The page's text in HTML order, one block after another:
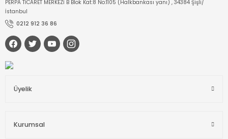
PERPA TİCARET MERKEZİ B Blok Kat:8 No:1105 (Halkbankası yanı) , 34384 Şişli/
İstanbul
0212 912 36 86
Üyelik
Kurumsal